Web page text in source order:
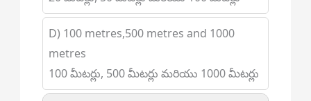
D) 100 metres,500 metres and 1000
metres
100 మీటర్లు, 500 మీటర్లు మరియు 1000 మీటర్లు